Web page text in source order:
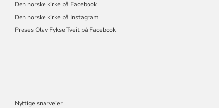
Den norske kirke på Facebook
Den norske kirke på Instagram
Preses Olav Fykse Tveit på Facebook
Nyttige snarveier